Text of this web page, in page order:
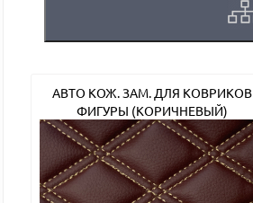
АВТО КОЖ. ЗАМ. ДЛЯ КОВРИКОВ
ФИГУРЫ (КОРИЧНЕВЫЙ)